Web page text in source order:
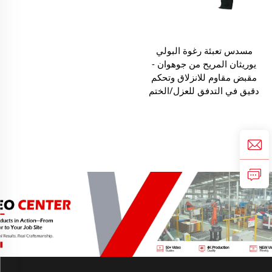
مسدس تعبئة رغوة البولي
يوريثان المريح من جوهوان -
مقبض مقاوم للانزلاق وتحكم
دقيق في التدفق للعزل/الختم